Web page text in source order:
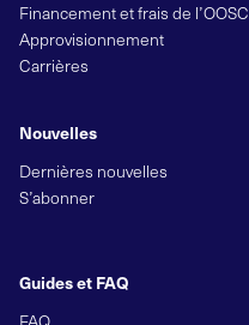
Financement et frais de l’OOSC
Approvisionnement
Carrières
Nouvelles
Dernières nouvelles
S’abonner
Guides et FAQ